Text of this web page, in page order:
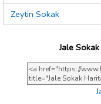
Zeytin Sokak
Jale Sokak